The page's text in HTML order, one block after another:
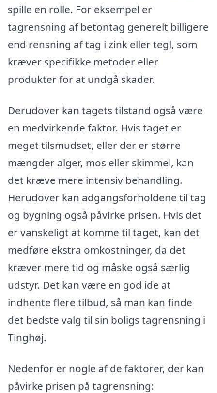
spille en rolle. For eksempel er
tagrensning af betontag generelt billigere
end rensning af tag i zink eller tegl, som
kræver specifikke metoder eller
produkter for at undgå skader.
Derudover kan tagets tilstand også være
en medvirkende faktor. Hvis taget er
meget tilsmudset, eller der er større
mængder alger, mos eller skimmel, kan
det kræve mere intensiv behandling.
Herudover kan adgangsforholdene til tag
og bygning også påvirke prisen. Hvis det
er vanskeligt at komme til taget, kan det
medføre ekstra omkostninger, da det
kræver mere tid og måske også særlig
udstyr. Det kan være en god ide at
indhente flere tilbud, så man kan finde
det bedste valg til sin boligs tagrensning i
Tinghøj.
Nedenfor er nogle af de faktorer, der kan
påvirke prisen på tagrensning: